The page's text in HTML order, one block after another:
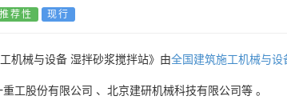
推荐性 现行
机械与设备 湿拌砂浆搅拌站》由全国建筑施工机械与
重工股份有限公司 、 北京建研机械科技有限公司等 。